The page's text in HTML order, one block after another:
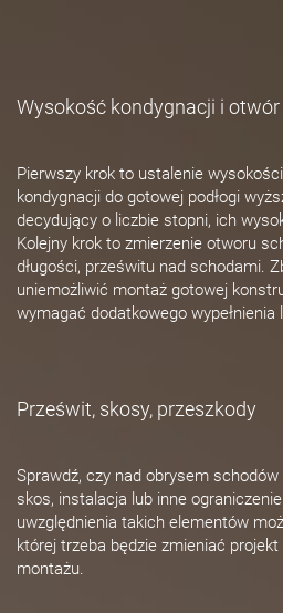
Wysokość kondygnacji i
Pierwszy krok to ustalenie
kondygnacji do gotowej podłogi
decydujący o liczbie stopni, ich
Kolejny krok to zmierzenie otworu
długości, prześwitu nad schodami.
uniemożliwić montaż gotowej
wymagać dodatkowego
Prześwit, skosy, przeszkody
Sprawdź, czy nad obrysem schodów
skos, instalacja lub inne
uwzględnienia takich elementów
której trzeba będzie zmieniać
montażu.